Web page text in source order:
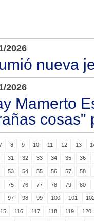
2026
nueva
2026
Mamerto
cosas"
8 9 10 11 12 13
31 32 33 34 35 36
53 54 55 56 57 58
75 76 77 78 79 80
97 98 99 100 101
116 117 118 119 120